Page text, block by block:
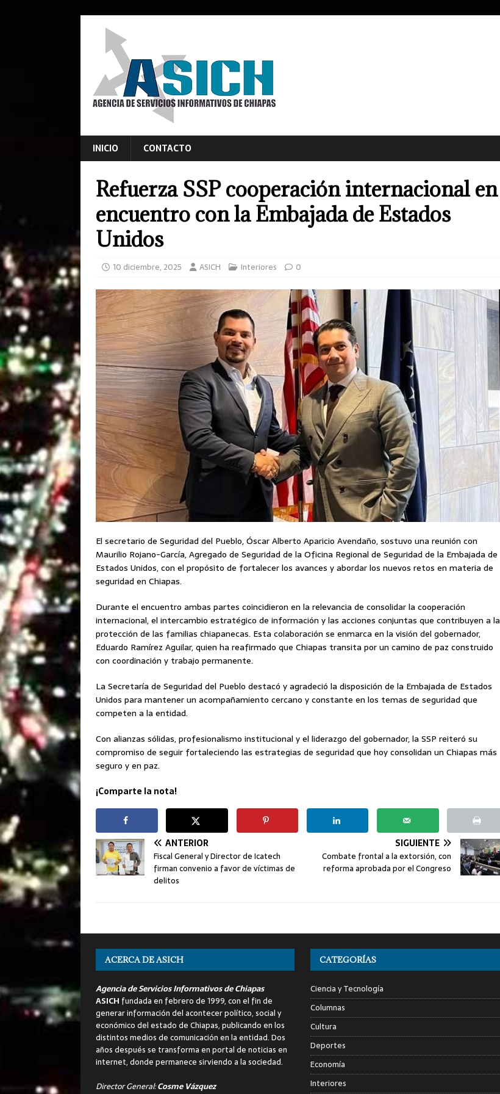
INICIO CONTACTO
Refuerza SSP cooperación internacional en
encuentro con la Embajada de Estados
Unidos
10 diciembre, 2025 ASICH Interiores 0
El secretario de Seguridad del Pueblo, Óscar Alberto Aparicio Avendaño, sostuvo una reunión con
Maurilio Rojano-García, Agregado de Seguridad de la Oficina Regional de Seguridad de la Embajada de
Estados Unidos, con el propósito de fortalecer los avances y abordar los nuevos retos en materia de
seguridad en Chiapas.
Durante el encuentro ambas partes coincidieron en la relevancia de consolidar la cooperación
internacional, el intercambio estratégico de información y las acciones conjuntas que contribuyen a la
protección de las familias chiapanecas. Esta colaboración se enmarca en la visión del gobernador,
Eduardo Ramírez Aguilar, quien ha reafirmado que Chiapas transita por un camino de paz construido
con coordinación y trabajo permanente.
La Secretaría de Seguridad del Pueblo destacó y agradeció la disposición de la Embajada de Estados
Unidos para mantener un acompañamiento cercano y constante en los temas de seguridad que
competen a la entidad.
Con alianzas sólidas, profesionalismo institucional y el liderazgo del gobernador, la SSP reiteró su
compromiso de seguir fortaleciendo las estrategias de seguridad que hoy consolidan un Chiapas más
seguro y en paz.
¡Comparte la nota!
ANTERIOR
Fiscal General y Director de Icatech
firman convenio a favor de víctimas de
delitos
SIGUIENTE
Combate frontal a la extorsión, con
reforma aprobada por el Congreso
ACERCA DE ASICH
Agencia de Servicios Informativos de Chiapas
ASICH fundada en febrero de 1999, con el fin de
generar información del acontecer político, social y
económico del estado de Chiapas, publicando en los
distintos medios de comunicación en la entidad. Dos
años después se transforma en portal de noticias en
internet, donde permanece sirviendo a la sociedad.
Director General:Cosme Vázquez
CATEGORÍAS
Ciencia y Tecnología
Columnas
Cultura
Deportes
Economía
Interiores